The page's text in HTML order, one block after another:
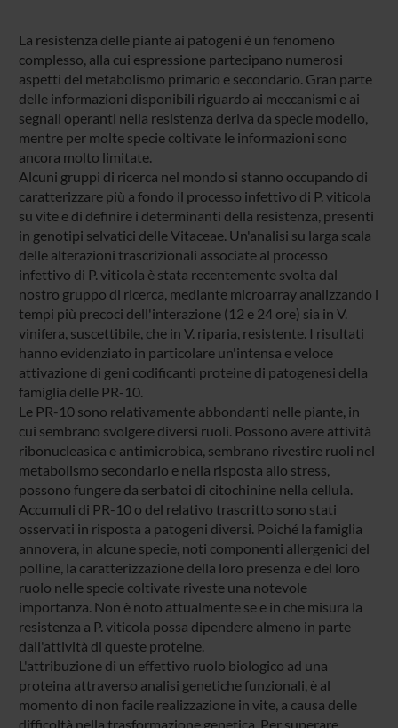
La resistenza delle piante ai patogeni è un fenomeno
complesso, alla cui espressione partecipano numerosi
aspetti del metabolismo primario e secondario. Gran parte
delle informazioni disponibili riguardo ai meccanismi e ai
segnali operanti nella resistenza deriva da specie modello,
mentre per molte specie coltivate le informazioni sono
ancora molto limitate.
Alcuni gruppi di ricerca nel mondo si stanno occupando di
caratterizzare più a fondo il processo infettivo di P. viticola
su vite e di definire i determinanti della resistenza, presenti
in genotipi selvatici delle Vitaceae. Un'analisi su larga scala
delle alterazioni trascrizionali associate al processo
infettivo di P. viticola è stata recentemente svolta dal
nostro gruppo di ricerca, mediante microarray analizzando i
tempi più precoci dell'interazione (12 e 24 ore) sia in V.
vinifera, suscettibile, che in V. riparia, resistente. I risultati
hanno evidenziato in particolare un'intensa e veloce
attivazione di geni codificanti proteine di patogenesi della
famiglia delle PR-10.
Le PR-10 sono relativamente abbondanti nelle piante, in
cui sembrano svolgere diversi ruoli. Possono avere attività
ribonucleasica e antimicrobica, sembrano rivestire ruoli nel
metabolismo secondario e nella risposta allo stress,
possono fungere da serbatoi di citochinine nella cellula.
Accumuli di PR-10 o del relativo trascritto sono stati
osservati in risposta a patogeni diversi. Poiché la famiglia
annovera, in alcune specie, noti componenti allergenici del
polline, la caratterizzazione della loro presenza e del loro
ruolo nelle specie coltivate riveste una notevole
importanza. Non è noto attualmente se e in che misura la
resistenza a P. viticola possa dipendere almeno in parte
dall'attività di queste proteine.
L'attribuzione di un effettivo ruolo biologico ad una
proteina attraverso analisi genetiche funzionali, è al
momento di non facile realizzazione in vite, a causa delle
difficoltà nella trasformazione genetica. Per superare